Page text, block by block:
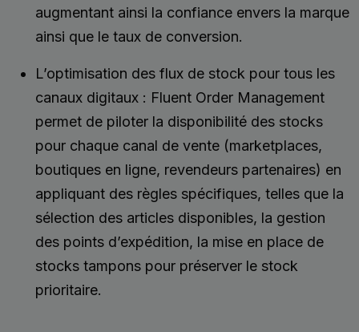
augmentant ainsi la confiance envers la marque
ainsi que le taux de conversion.
L’optimisation des flux de stock pour tous les
canaux digitaux : Fluent Order Management
permet de piloter la disponibilité des stocks
pour chaque canal de vente (marketplaces,
boutiques en ligne, revendeurs partenaires) en
appliquant des règles spécifiques, telles que la
sélection des articles disponibles, la gestion
des points d’expédition, la mise en place de
stocks tampons pour préserver le stock
prioritaire.